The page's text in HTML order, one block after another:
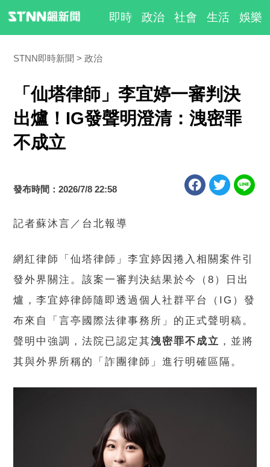
即時 政治 社會 生活 娛樂
STNN即時新聞 政治
「仙塔律師」李宜婷一審判決
出爐！IG發聲明澄清：洩密罪
不成立
發布時間：2026/7/8 22:58
記者蘇沐言／台北報導
網紅律師「仙塔律師」李宜婷因捲入相關案件引
發外界關注。該案一審判決結果於今（8）日出
爐，李宜婷律師隨即透過個人社群平台（IG）發
布來自「言亭國際法律事務所」的正式聲明稿。
聲明中強調，法院已認定其洩密罪不成立 ，並將
其與外界所稱的「詐團律師」進行明確區隔。